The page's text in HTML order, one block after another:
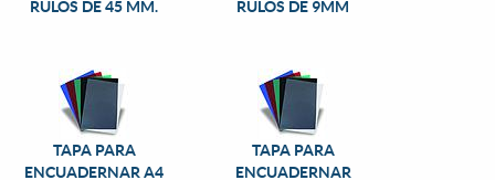
RULOS DE 45 MM. RULOS DE 9MM
TAPA PARA
ENCUADERNAR A4
TAPA PARA
ENCUADERNAR